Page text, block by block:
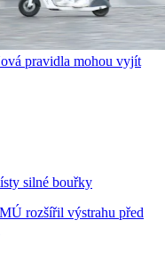
pravidla mohou vyjít
silné bouřky
rozšířil výstrahu před